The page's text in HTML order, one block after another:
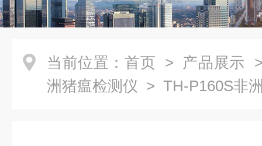
当前位置： 首页 > 产品展示
洲猪瘟检测仪 > TH-P160S非